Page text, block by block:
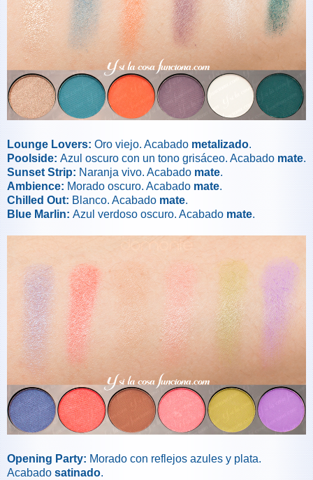
Lounge Lovers: Oro viejo. Acabado metalizado.
Poolside: Azul oscuro con un tono grisáceo. Acabado mate.
Sunset Strip: Naranja vivo. Acabado mate.
Ambience: Morado oscuro. Acabado mate.
Chilled Out: Blanco. Acabado mate.
Blue Marlin: Azul verdoso oscuro. Acabado mate.
Opening Party: Morado con reflejos azules y plata.
Acabado satinado.